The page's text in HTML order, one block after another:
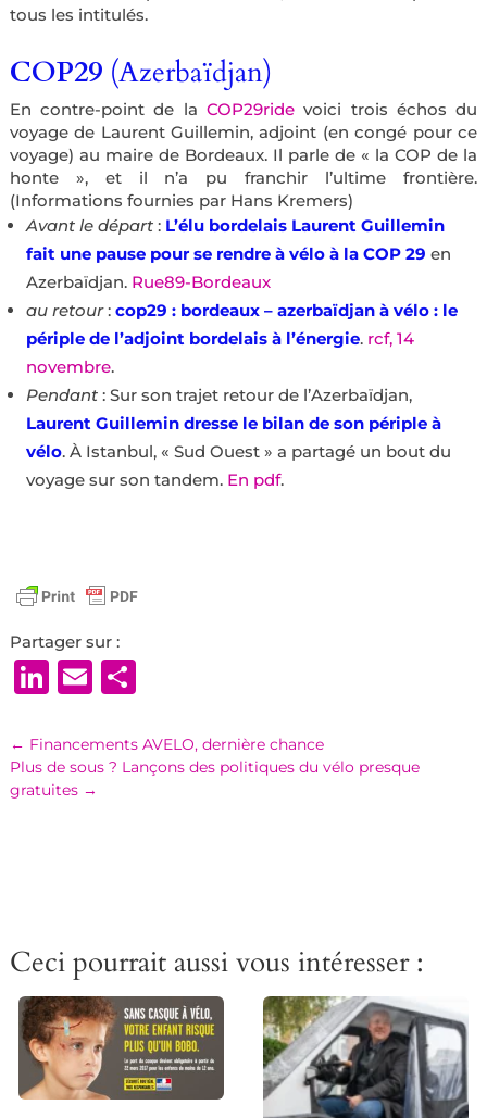
tous les intitulés.
COP29(Azerbaïdjan)
En contre-point de la COP29ride voici trois échos du
voyage de Laurent Guillemin, adjoint (en congé pour ce
voyage) au maire de Bordeaux. Il parle de « la COP de la
honte », et il n’a pu franchir l’ultime frontière.
(Informations fournies par Hans Kremers)
Avant le départ: L’élu bordelais Laurent Guillemin
fait une pause pour se rendre à vélo à la COP 29 en
Azerbaïdjan. Rue89-Bordeaux
au retour: cop29 : bordeaux – azerbaïdjan à vélo : le
périple de l’adjoint bordelais à l’énergie. rcf, 14
novembre.
Pendant : Sur son trajet retour de l’Azerbaïdjan,
Laurent Guillemin dresse le bilan de son périple à
vélo. À Istanbul, « Sud Ouest » a partagé un bout du
voyage sur son tandem. En pdf.
Partager sur :
LinkedIn
EmailPartager
← Financements AVELO, dernière chance
Plus de sous ? Lançons des politiques du vélo presque
gratuites→
Ceci pourrait aussi vous intéresser :